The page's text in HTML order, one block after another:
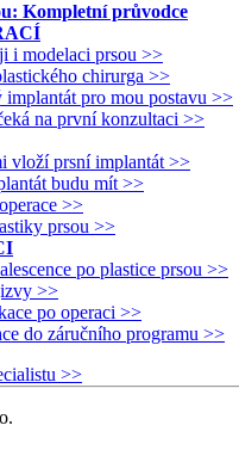
Kompletní průvodce
i modelaci prsou >>
chirurga >>
pro mou postavu >>
na první konzultaci >>
vloží prsní implantát >>
budu mít >>
>>
prsou >>
po plastice prsou >>
>>
po operaci >>
do záručního programu >>
>>